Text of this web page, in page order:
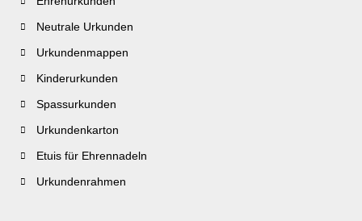
Neutrale Urkunden
Urkundenmappen
Kinderurkunden
Spassurkunden
Urkundenkarton
Etuis für Ehrennadeln
Urkundenrahmen